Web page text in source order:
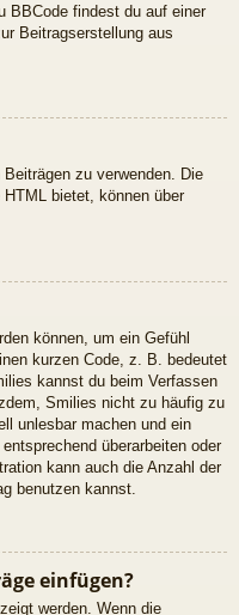
BBCode findest du auf einer
Beitragserstellung aus
zu verwenden. Die
bietet, können über
können, um ein Gefühl
kurzen Code, z. B. bedeutet
kannst du beim Verfassen
Smilies nicht zu häufig zu
unlesbar machen und ein
überarbeiten oder
kann auch die Anzahl der
benutzen kannst.
einfügen?
werden. Wenn die